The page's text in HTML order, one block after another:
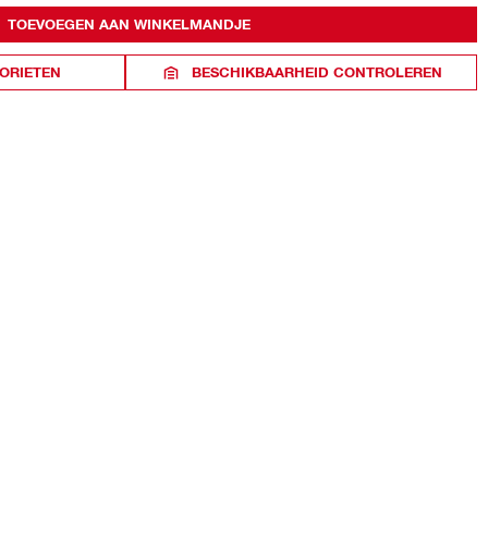
TOEVOEGEN AAN WINKELMANDJE
BESCHIKBAARHEID CONTROLEREN